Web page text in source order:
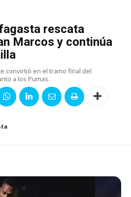
rescata
Marcos y continúa
convirtió en el tramo final del
a los Pumas.